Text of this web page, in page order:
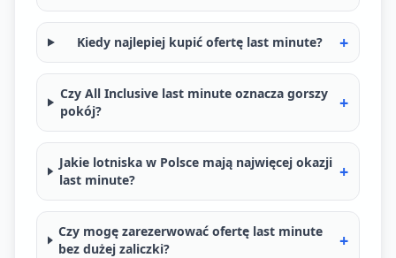
Kiedy najlepiej kupić ofertę last minute? +
Czy All Inclusive last minute oznacza gorszy
pokój?
+
Jakie lotniska w Polsce mają najwięcej okazji
last minute?
+
Czy mogę zarezerwować ofertę last minute
bez dużej zaliczki?
+